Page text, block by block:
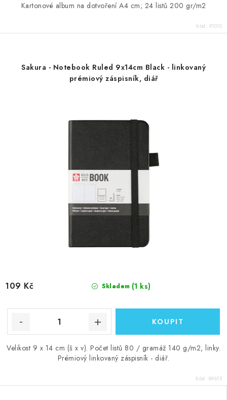
Kartonové album na dotvoření A4 cm; 24 listů 200 gr/m2
Kód: 91010
Sakura - Notebook Ruled 9x14cm Black - linkovaný
prémiový záspisník, diář
Skladem (1 ks)
109 Kč
Velikost 9 x 14 cm (š x v). Počet listů 80 / gramáž 140 g/m2, linky.
Prémiový linkovaný záspisník - diář.
Kód: 89615